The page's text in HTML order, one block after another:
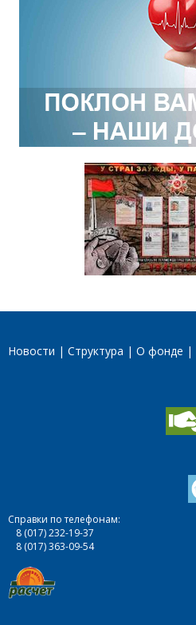
Новости Структура О фонде
Справки по телефонам:
8 (017) 232-19-37
8 (017) 363-09-54